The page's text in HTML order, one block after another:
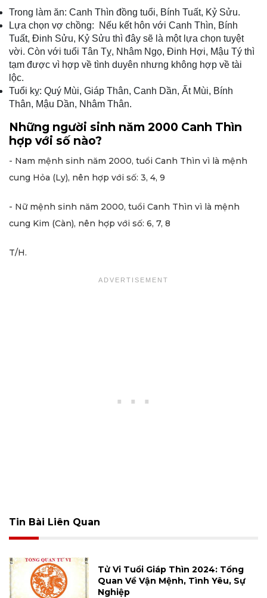
Trong làm ăn: Canh Thìn đồng tuổi, Bính Tuất, Kỷ Sửu.
Lựa chọn vợ chồng: Nếu kết hôn với Canh Thìn, Bính
Tuất, Đinh Sửu, Kỷ Sửu thì đây sẽ là một lựa chọn tuyệt
vời. Còn với tuổi Tân Tỵ, Nhâm Ngọ, Đinh Hợi, Mậu Tý thì
tạm được vì hợp về tình duyên nhưng không hợp về tài
lộc.
Tuổi kỵ: Quý Mùi, Giáp Thân, Canh Dần, Ất Mùi, Bính
Thân, Mậu Dần, Nhâm Thân.
Những người sinh năm 2000 Canh Thìn
hợp với số nào?
- Nam mệnh sinh năm 2000, tuổi Canh Thìn vì là mệnh
cung Hỏa (Ly), nên hợp với số: 3, 4, 9
- Nữ mệnh sinh năm 2000, tuổi Canh Thìn vì là mệnh
cung Kim (Càn), nên hợp với số: 6, 7, 8
T/H.
Tin Bài Liên Quan
Tử Vi Tuổi Giáp Thìn 2024: Tổng
Quan Về Vận Mệnh, Tình Yêu, Sự
Nghiệp